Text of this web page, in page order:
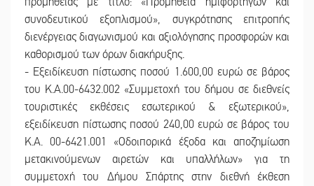
συνοδευτικού εξοπλισμού», συγκρότησης επιτροπής
διενέργειας διαγωνισμού και αξιολόγησης προσφορών και
καθορισμού των όρων διακήρυξης.
- Εξειδίκευση πίστωσης ποσού 1.600,00 ευρώ σε βάρος
του K.A.00-6432.002 «Συμμετοχή του δήμου σε διεθνείς
τουριστικές εκθέσεις εσωτερικού & εξωτερικού»,
εξειδίκευση πίστωσης ποσού 240,00 ευρώ σε βάρος του
Κ.Α. 00-6421.001 «Οδοιπορικά έξοδα και αποζημίωση
μετακινούμενων αιρετών και υπαλλήλων» για τη
συμμετοχή του Δήμου Σπάρτης στην διεθνή έκθεση